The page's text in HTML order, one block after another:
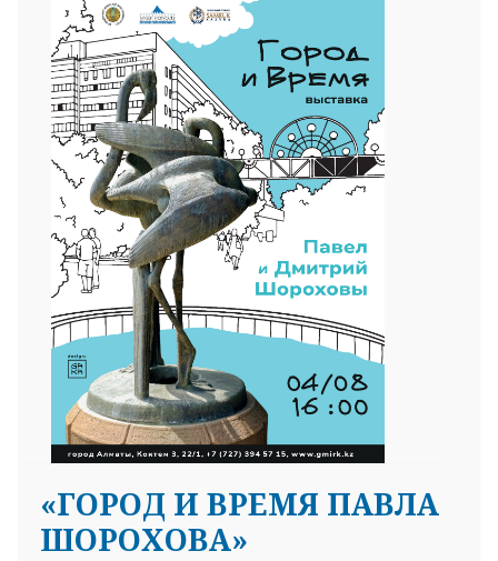
«ГОРОД И ВРЕМЯ ПАВЛА
ШОРОХОВА»